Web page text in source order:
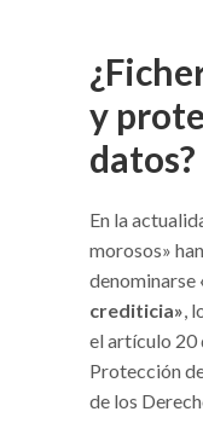
y
En la
morosos»
denominarse
crediticia»,
el artículo 20
Protección
de los